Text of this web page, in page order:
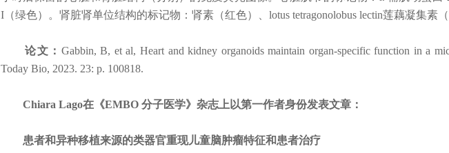
I（绿色）。肾脏肾单位结构的标记物：肾素（红色）、lotus tetragonolobus lectin莲藕凝集素
论文： Gabbin, B, et al, Heart and kidney organoids maintain organ-specific function in a
Today Bio, 2023. 23: p. 100818.
Chiara Lago在《EMBO 分子医学》杂志上以第一作者身份发表文章：
患者和异种移植来源的类器官重现儿童脑肿瘤特征和患者治疗